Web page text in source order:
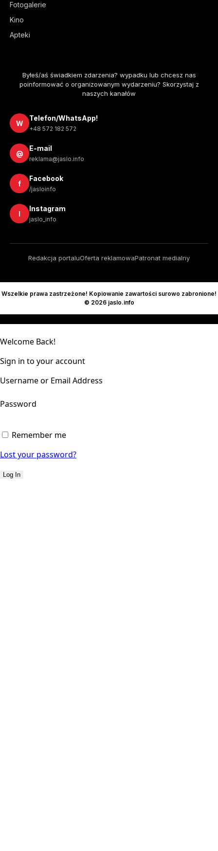
Fotogalerie
Kino
Apteki
Byłeś/aś świadkiem zdarzenia? wypadku lub chcesz nas
poinformować o organizowanym wydarzeniu? Skorzystaj z
naszych kanałów
W
Telefon/WhatsApp!
+48 572 182 572
@
E-mail
reklama@jaslo.info
f
Facebook
/jasloinfo
I
Instagram
jaslo_info
Redakcja portaluOferta reklamowaPatronat medialny
Wszelkie prawa zastrzeżone! Kopiowanie zawartości surowo zabronione!
© 2026 jaslo.info
Welcome Back!
Sign in to your account
Username or Email Address
Password
Remember me
Lost your password?